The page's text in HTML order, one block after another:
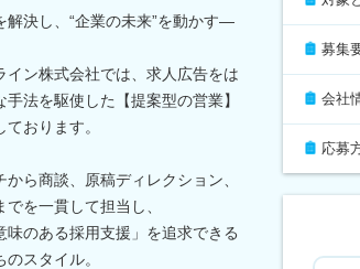
解決し、“企業の未来”を動かす―
イン株式会社では、求人広告をは
手法を駆使した【提案型の営業】
ております。
から商談、原稿ディレクション、
でを一貫して担当し、
味のある採用支援」を追求できる
スタイル。
募集
会社
応募